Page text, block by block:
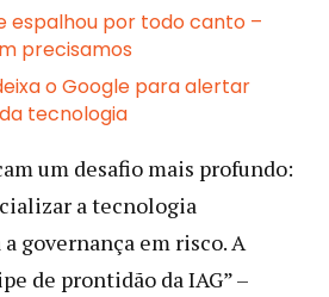
espalhou por todo canto –
precisamos
o Google para alertar
tecnologia
um desafio mais profundo:
a tecnologia
governança em risco. A
de prontidão da IAG” –